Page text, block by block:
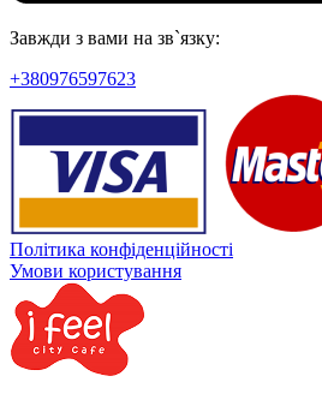
Завжди з вами на зв`язку:
+380976597623
Політика конфіденційності
Умови користування